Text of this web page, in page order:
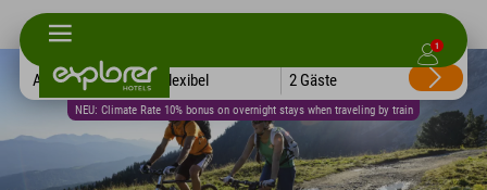
1
NEU: Climate Rate 10% bonus on overnight stays when traveling by train
Alle Hotels Flexibel 2 Gäste